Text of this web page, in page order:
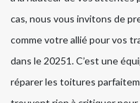
cas, nous vous invitons de
comme votre allié pour vos
dans le 20251. C’est une
réparer les toitures